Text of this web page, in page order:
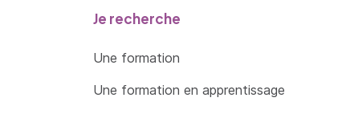
Je recherche
Une formation
Une formation en apprentissage